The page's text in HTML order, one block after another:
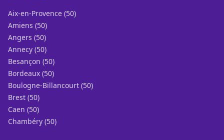
Aix-en-Provence (50)
Amiens (50)
Angers (50)
Annecy (50)
Besançon (50)
Bordeaux (50)
Boulogne-Billancourt (50)
Brest (50)
Caen (50)
Chambéry (50)